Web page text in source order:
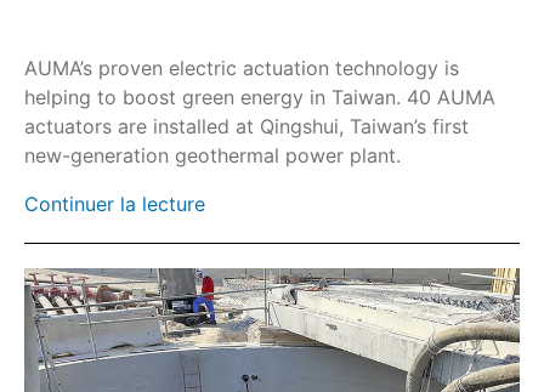
AUMA’s proven electric actuation technology is
helping to boost green energy in Taiwan. 40 AUMA
actuators are installed at Qingshui, Taiwan’s first
new-generation geothermal power plant.
Continuer la lecture